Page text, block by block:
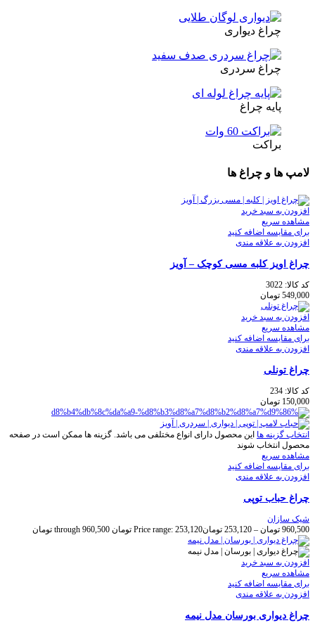
چراغ دیواری
چراغ سردری
پایه چراغ
براکت
لامپ ها و چراغ ها
افزودن به سبد خرید
مشاهده سریع
برای مقایسه اضافه کنید
افزودن به علاقه مندی
چراغ اویز كلبه مسی کوچک – آویز
کد کالا: 3022
549,000 تومان
افزودن به سبد خرید
مشاهده سریع
برای مقایسه اضافه کنید
افزودن به علاقه مندی
چراغ تونلی
کد کالا: 234
150,000 تومان
انتخاب گزینه ها این محصول دارای انواع مختلفی می باشد. گزینه ها ممکن است در صفحه
محصول انتخاب شوند
مشاهده سریع
برای مقایسه اضافه کنید
افزودن به علاقه مندی
چراغ حباب توپی
شیک سازان
960,500 تومان –
253,120 تومانPrice range: 253,120 تومان through 960,500 تومان
افزودن به سبد خرید
مشاهده سریع
برای مقایسه اضافه کنید
افزودن به علاقه مندی
چراغ دیواری بورسان مدل نیمه